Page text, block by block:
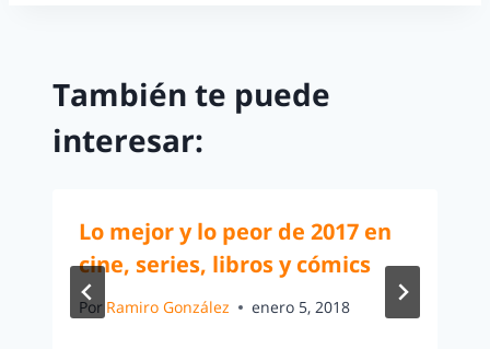
También te puede
interesar:
Lo mejor y lo peor de 2017 en
cine, series, libros y cómics
Por Ramiro González enero 5, 2018